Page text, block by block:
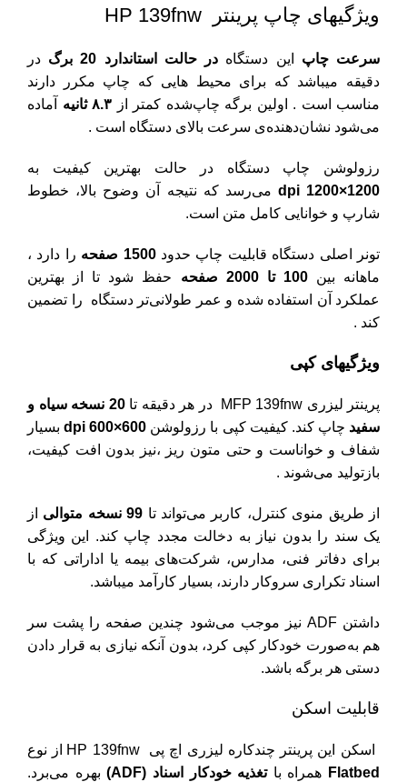
ویژگیهای چاپ پرینتر HP 139fnw
سرعت چاپ این دستگاه در حالت استاندارد 20 برگ
در
دقیقه میباشد که برای محیط هایی که چاپ مکرر دارند
مناسب است . اولین برگه چاپ‌شده کمتر از ۸.۳ ثانیه
آماده
می‌شود نشان‌دهنده‌ی سرعت بالای دستگاه است .
رزولوشن چاپ دستگاه در حالت بهترین کیفیت به
1200×1200 dpi
می‌رسد که نتیجه آن وضوح بالا، خطوط
شارپ و خوانایی کامل متن است.
تونر اصلی دستگاه قابلیت چاپ حدود1500 صفحه
را دارد ،
ماهانه بین100 تا 2000 صفحه
حفظ شود تا از بهترین
عملکرد آن استفاده شده و عمر طولانی‌تر دستگاه را تضمین
کند .
ویژگیهای کپی
پرینتر لیزری MFP 139fnw در هر دقیقه تا
20 نسخه سیاه‌ و
سفید چاپ کند. کیفیت کپی با رزولوشن 600×600 dpi
بسیار
شفاف و خواناست و حتی متون ریز ،نیز بدون افت کیفیت،
بازتولید می‌شوند .
از طریق منوی کنترل، کاربر می‌تواند تا 99 نسخه متوالی
از
یک سند را بدون نیاز به دخالت مجدد چاپ کند. این ویژگی
برای دفاتر فنی، مدارس، شرکت‌های بیمه یا اداراتی که با
اسناد تکراری سروکار دارند، بسیار کارآمد میباشد.
داشتن ADF نیز موجب می‌شود چندین صفحه را پشت سر
هم به‌صورت خودکار کپی کرد، بدون آنکه نیازی به قرار دادن
دستی هر برگه باشد.
قابلیت اسکن
اسکن این پرینتر چندکاره لیزری اچ پی HP 139fnw از نوع
Flatbed همراه باتغذیه خودکار اسناد (ADF) بهره می‌برد.